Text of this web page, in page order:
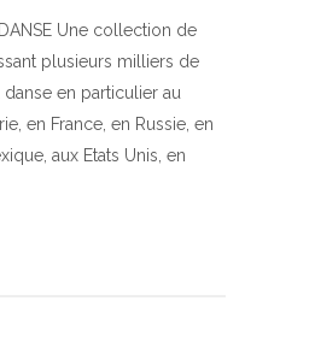
Une collection de
plusieurs milliers de
en particulier au
en France, en Russie, en
aux Etats Unis, en